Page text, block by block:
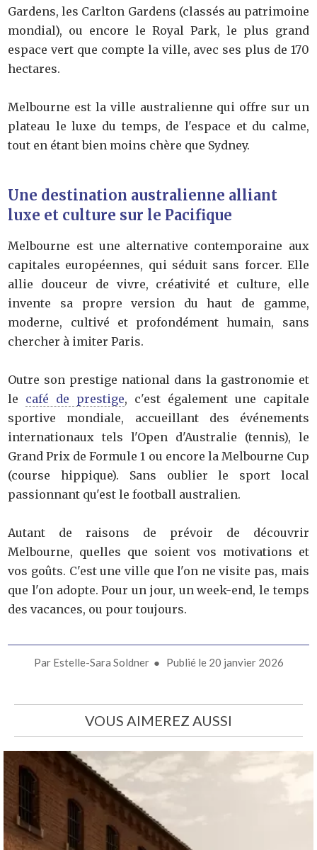
Gardens, les Carlton Gardens (classés au patrimoine
mondial), ou encore le Royal Park, le plus grand
espace vert que compte la ville, avec ses plus de 170
hectares.
Melbourne est la ville australienne qui offre sur un
plateau le luxe du temps, de l'espace et du calme,
tout en étant bien moins chère que Sydney.
Une destination australienne alliant
luxe et culture sur le Pacifique
Melbourne est une alternative contemporaine aux
capitales européennes, qui séduit sans forcer. Elle
allie douceur de vivre, créativité et culture, elle
invente sa propre version du haut de gamme,
moderne, cultivé et profondément humain, sans
chercher à imiter Paris.
Outre son prestige national dans la gastronomie et
le café de prestige, c'est également une capitale
sportive mondiale, accueillant des événements
internationaux tels l'Open d'Australie (tennis), le
Grand Prix de Formule 1 ou encore la Melbourne Cup
(course hippique). Sans oublier le sport local
passionnant qu'est le football australien.
Autant de raisons de prévoir de découvrir
Melbourne, quelles que soient vos motivations et
vos goûts. C'est une ville que l'on ne visite pas, mais
que l'on adopte. Pour un jour, un week-end, le temps
des vacances, ou pour toujours.
Par Estelle-Sara Soldner● Publié le 20 janvier 2026
VOUS AIMEREZ AUSSI